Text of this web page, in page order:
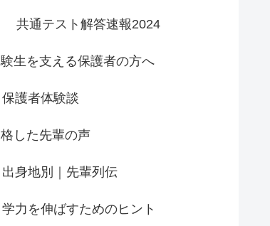
共通テスト解答速報2024
生を支える保護者の方へ
保護者体験談
した先輩の声
出身地別｜先輩列伝
学力を伸ばすためのヒント